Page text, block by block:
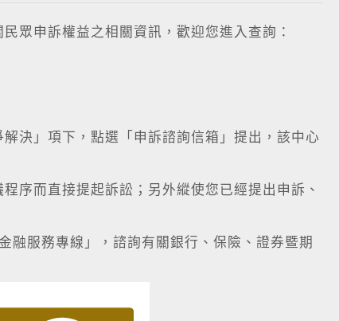
眾申訴權益之相關資訊，歡迎您進入查詢：
決」項下，點選「申訴諮詢信箱」提出，該中心
序而直接提起訴訟；另外縱使您已經提出申訴、
融服務專線」，諮詢有關銀行、保險、證券暨期